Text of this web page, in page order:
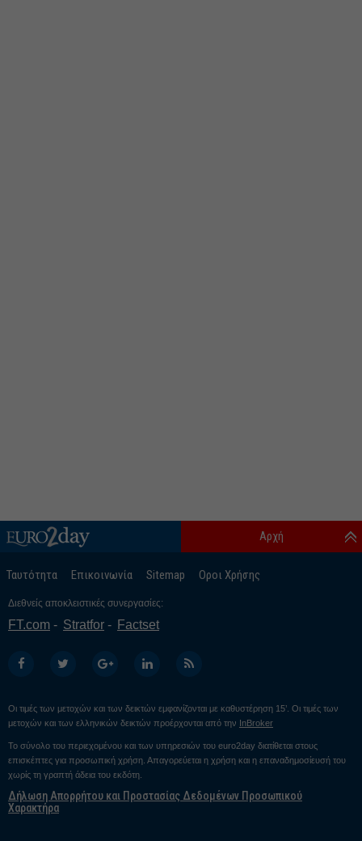
Ταυτότητα Επικοινωνία Sitemap Οροι Χρήσης
Αρχή
Διεθνείς αποκλειστικές συνεργασίες:
FT.com Stratfor Factset
Οι τιμές των μετοχών και των δεικτών εμφανίζονται με καθυστέρηση 15’. Οι τιμές των
μετοχών και των ελληνικών δεικτών προέρχονται από την InBroker
Το σύνολο του περιεχομένου και των υπηρεσιών του euro2day διατίθεται στους
επισκέπτες για προσωπική χρήση. Απαγορεύεται η χρήση και η επαναδημοσίευσή του
χωρίς τη γραπτή άδεια του εκδότη.
Δήλωση Απορρήτου και Προστασίας Δεδομένων Προσωπικού
Χαρακτήρα